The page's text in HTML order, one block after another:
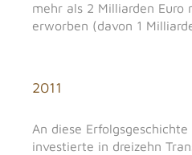
mehr als 2 Milliarden Euro
erworben (davon 1
2011
An diese
investierte in dreizehn